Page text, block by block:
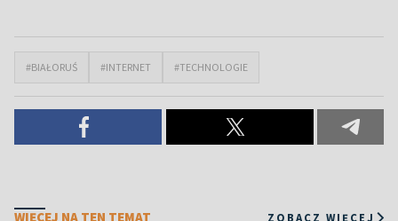
#BIAŁORUŚ #INTERNET #TECHNOLOGIE
WIĘCEJ NA TEN TEMAT ZOBACZ WIĘCEJ